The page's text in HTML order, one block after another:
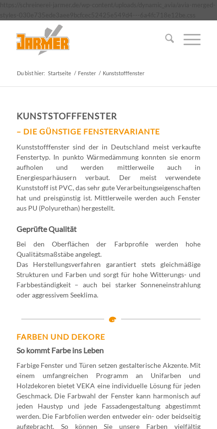
Du bist hier: Startseite / Fenster / Kunststofffenster
KUNSTSTOFFFENSTER
– DIE GÜNSTIGE FENSTERVARIANTE
Kunststofffenster sind der in Deutschland meist verkaufte
Fenstertyp. In punkto Wärmedämmung konnten sie enorm
aufholen und werden mittlerweile auch in
Energiesparhäusern verbaut. Der meist verwendete
Kunststoff ist PVC, das sehr gute Verarbeitungseigenschaften
hat und preisgünstig ist. Mittlerweile werden auch Fenster
aus PU (Polyurethan) hergestellt.
Geprüfte Qualität
Bei den Oberflächen der Farbprofile werden hohe
Qualitätsmaßstäbe angelegt.
Das Herstellungsverfahren garantiert stets gleichmäßige
Strukturen und Farben und sorgt für hohe Witterungs- und
Farbbeständigkeit – auch bei starker Sonneneinstrahlung
oder aggressivem Seeklima.
FARBEN UND DEKORE
So kommt Farbe ins Leben
Farbige Fenster und Türen setzen gestalterische Akzente. Mit
einem umfangreichen Programm an Unifarben und
Holzdekoren bietet VEKA eine individuelle Lösung für jeden
Geschmack. Die Farbwahl der Fenster kann harmonisch auf
jeden Haustyp und jede Fassadengestaltung abgestimmt
werden. Die Farbfolien werden entweder ein- oder beidseitig
aufgebracht. So können Sie unsere Farben vielfältig